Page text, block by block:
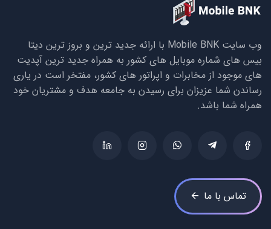
وب سایت Mobile BNK با ارائه جدید ترین و بروز ترین دیتا
بیس های شماره موبایل های کشور به همراه جدید ترین آپدیت
های موجود از مخابرات و اپراتور های کشور، مفتخر است در یاری
رساندن شما عزیزان برای رسیدن به جامعه هدف و مشتریان خود
همراه شما باشد.
تماس با ما